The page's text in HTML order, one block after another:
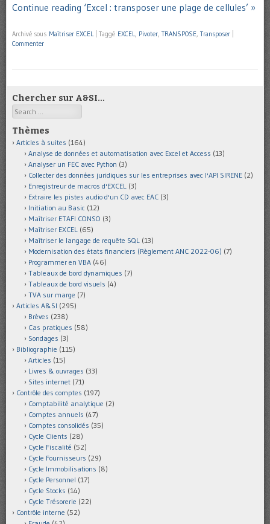
Continue reading ‘Excel : transposer une plage de cellules’ »
Archivé sous Maîtriser EXCEL Taggé EXCEL, Pivoter, TRANSPOSE, Transposer
Commenter
Chercher sur A&SI…
Search
Thèmes
Articles à suites (164)
Analyse de données et automatisation avec Excel et Access (13)
Analyser un FEC avec Python (3)
Collecter des données juridiques sur les entreprises avec l'API SIRENE (2)
Enregistreur de macros d'EXCEL (3)
Extraire les pistes audio d'un CD avec EAC (3)
Initiation au Basic (12)
Maîtriser ETAFI CONSO (3)
Maîtriser EXCEL (65)
Maîtriser le langage de requête SQL (13)
Modernisation des états financiers (Règlement ANC 2022-06) (7)
Programmer en VBA (46)
Tableaux de bord dynamiques (7)
Tableaux de bord visuels (4)
TVA sur marge (7)
Articles A&SI (295)
Brèves (238)
Cas pratiques (58)
Sondages (3)
Bibliographie (115)
Articles (15)
Livres & ouvrages (33)
Sites internet (71)
Contrôle des comptes (197)
Comptabilité analytique (2)
Comptes annuels (47)
Comptes consolidés (35)
Cycle Clients (28)
Cycle Fiscalité (52)
Cycle Fournisseurs (29)
Cycle Immobilisations (8)
Cycle Personnel (17)
Cycle Stocks (14)
Cycle Trésorerie (22)
Contrôle interne (52)